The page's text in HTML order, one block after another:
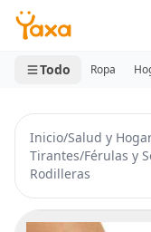
MINI CARRITO
0 productos
Todo Ropa
Inicio/Salud y
Tirantes/Férulas y
Rodilleras